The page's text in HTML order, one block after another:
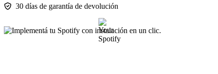
30 días de garantía de devolución